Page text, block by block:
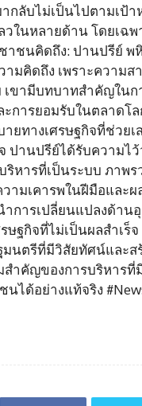
กลับไม่เป็นไปตามเป้
ในหลายด้าน โดยเฉ
าชนคิดถึง: ปานปรีย์
มคิดถึง เพราะความ
เขามีบทบาทสำคัญใน
ารยอมรับในตลาดโล
ยทางเศรษฐกิจที่ช่วย
ปานปรีย์ได้รับความไ
ริหารที่เป็นระบบ ภา
ามเคารพในฝีมือและ
ำการเปลี่ยนแปลงด้า
ษฐกิจที่ไม่เป็นผลสำเ
นตรีที่มีวิสัยทัศน์และส
สำคัญของการบริหาร
ได้อย่างแท้จริง